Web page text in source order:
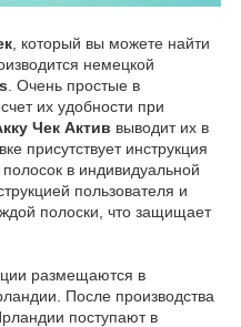
, который вы можете найти
немецкой
. Очень простые в
их удобности при
Чек Актив выводит их в
присутствует инструкция
в индивидуальной
пользователя и
полоски, что защищает
размещаются в
После производства
поступают в